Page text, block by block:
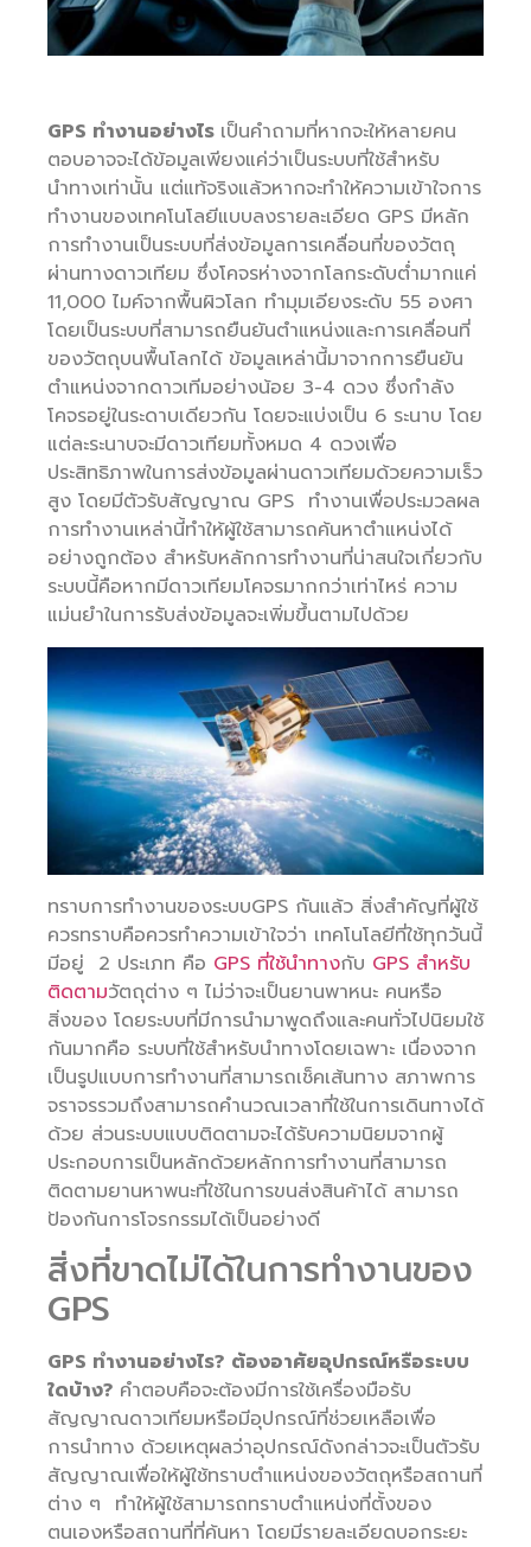
GPS ทำงานอย่างไร เป็นคำถามที่หากจะให้หลายคน
ตอบอาจจะได้ข้อมูลเพียงแค่ว่าเป็นระบบที่ใช้สำหรับ
นำทางเท่านั้น แต่แท้จริงแล้วหากจะทำให้ความเข้าใจการ
ทำงานของเทคโนโลยีแบบลงรายละเอียด GPS มีหลัก
การทำงานเป็นระบบที่ส่งข้อมูลการเคลื่อนที่ของวัตถุ
ผ่านทางดาวเทียม ซึ่งโคจรห่างจากโลกระดับต่ำมากแค่
11,000 ไมค์จากพื้นผิวโลก ทำมุมเอียงระดับ 55 องศา
โดยเป็นระบบที่สามารถยืนยันตำแหน่งและการเคลื่อนที่
ของวัตถุบนพื้นโลกได้ ข้อมูลเหล่านี้มาจากการยืนยัน
ตำแหน่งจากดาวเทีมอย่างน้อย 3-4 ดวง ซึ่งกำลัง
โคจรอยู่ในระดาบเดียวกัน โดยจะแบ่งเป็น 6 ระนาบ โดย
แต่ละระนาบจะมีดาวเทียมทั้งหมด 4 ดวงเพื่อ
ประสิทธิภาพในการส่งข้อมูลผ่านดาวเทียมด้วยความเร็ว
สูง โดยมีตัวรับสัญญาณ GPS ทำงานเพื่อประมวลผล
การทำงานเหล่านี้ทำให้ผู้ใช้สามารถค้นหาตำแหน่งได้
อย่างถูกต้อง สำหรับหลักการทำงานที่น่าสนใจเกี่ยวกับ
ระบบนี้คือหากมีดาวเทียมโคจรมากกว่าเท่าไหร่ ความ
แม่นยำในการรับส่งข้อมูลจะเพิ่มขึ้นตามไปด้วย
ทราบการทำงานของระบบGPS กันแล้ว สิ่งสำคัญที่ผู้ใช้
ควรทราบคือควรทำความเข้าใจว่า เทคโนโลยีที่ใช้ทุกวันนี้
มีอยู่ 2 ประเภท คือ GPS ที่ใช้นำทางกับ GPS สำหรับ
ติดตามวัตถุต่าง ๆ ไม่ว่าจะเป็นยานพาหนะ คนหรือ
สิ่งของ โดยระบบที่มีการนำมาพูดถึงและคนทั่วไปนิยมใช้
กันมากคือ ระบบที่ใช้สำหรับนำทางโดยเฉพาะ เนื่องจาก
เป็นรูปแบบการทำงานที่สามารถเช็คเส้นทาง สภาพการ
จราจรรวมถึงสามารถคำนวณเวลาที่ใช้ในการเดินทางได้
ด้วย ส่วนระบบแบบติดตามจะได้รับความนิยมจากผู้
ประกอบการเป็นหลักด้วยหลักการทำงานที่สามารถ
ติดตามยานหาพนะที่ใช้ในการขนส่งสินค้าได้ สามารถ
ป้องกันการโจรกรรมได้เป็นอย่างดี
สิ่งที่ขาดไม่ได้ในการทำงานของ
GPS
GPS ทำงานอย่างไร? ต้องอาศัยอุปกรณ์หรือระบบ
ใดบ้าง? คำตอบคือจะต้องมีการใช้เครื่องมือรับ
สัญญาณดาวเทียมหรือมีอุปกรณ์ที่ช่วยเหลือเพื่อ
การนำทาง ด้วยเหตุผลว่าอุปกรณ์ดังกล่าวจะเป็นตัวรับ
สัญญาณเพื่อให้ผู้ใช้ทราบตำแหน่งของวัตถุหรือสถานที่
ต่าง ๆ ทำให้ผู้ใช้สามารถทราบตำแหน่งที่ตั้งของ
ตนเองหรือสถานที่ที่ค้นหา โดยมีรายละเอียดบอกระยะ